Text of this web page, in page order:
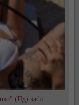
(Пд) заби